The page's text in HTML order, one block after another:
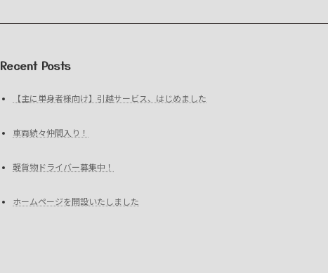
Recent Posts
【主に単身者様向け】引越サービス、はじめました
車両続々仲間入り！
軽貨物ドライバー募集中！
ホームページを開設いたしました